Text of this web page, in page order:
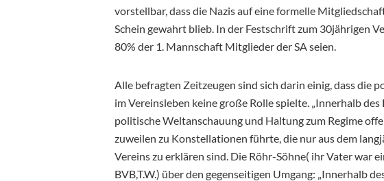
vorstellbar, dass die Nazis auf eine formelle
Schein gewahrt blieb. In der Festschrift zum 30jährigen
80% der 1. Mannschaft Mitglieder der SA seien.
Alle befragten Zeitzeugen sind sich darin einig, dass die
im Vereinsleben keine große Rolle spielte. „Innerhalb
politische Weltanschauung und Haltung zum Regime
zuweilen zu Konstellationen führte, die nur aus dem
Vereins zu erklären sind. Die Röhr-Söhne( ihr Vater war
BVB,T.W.) über den gegenseitigen Umgang: „Innerhalb